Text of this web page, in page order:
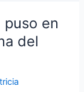
en
del